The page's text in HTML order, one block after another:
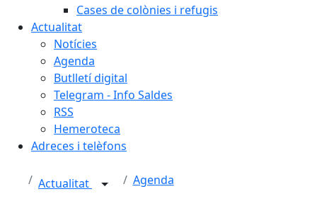
Cases de colònies i refugis
Actualitat
Notícies
Agenda
Butlletí digital
Telegram - Info Saldes
RSS
Hemeroteca
Adreces i telèfons
Actualitat Agenda